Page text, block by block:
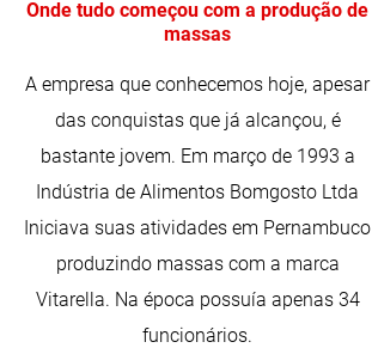
Onde tudo começou com a produção de
massas
A empresa que conhecemos hoje, apesar
das conquistas que já alcançou, é
bastante jovem. Em março de 1993 a
Indústria de Alimentos Bomgosto Ltda
Iniciava suas atividades em Pernambuco
produzindo massas com a marca
Vitarella. Na época possuía apenas 34
funcionários.